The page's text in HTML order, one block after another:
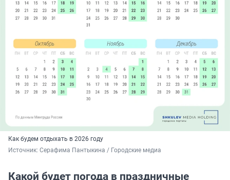
Как будем отдыхать в 2026 году
Источник: Серафима Пантыкина / Городские медиа
Какой будет погода в праздничные